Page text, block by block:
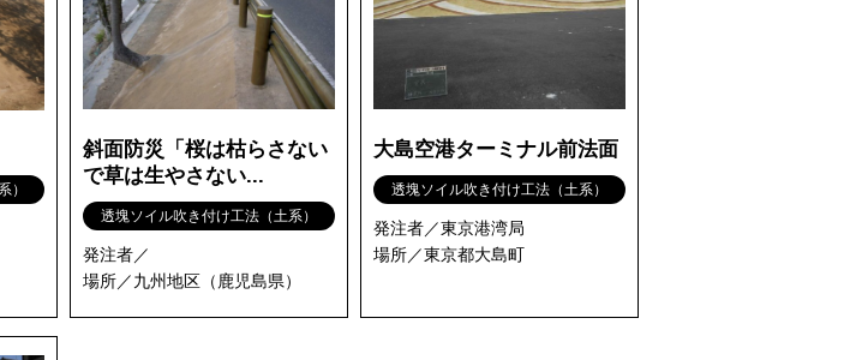
）
斜面防災「桜は枯らさない
で草は生やさない...
透塊ソイル吹き付け工法（土系）
発注者／
場所／九州地区（鹿児島県）
大島空港ターミナル前法面
透塊ソイル吹き付け工法（土系）
発注者／東京港湾局
場所／東京都大島町